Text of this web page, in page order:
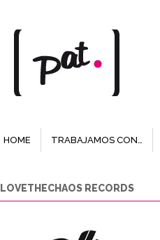
HOME TRABAJAMOS CON…
LOVETHECHAOS RECORDS